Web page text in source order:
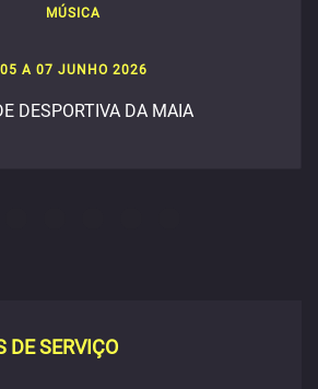
MÚSICA
05 A 07 JUNHO 2026
DESPORTIVA DA MAIA
DE SERVIÇO